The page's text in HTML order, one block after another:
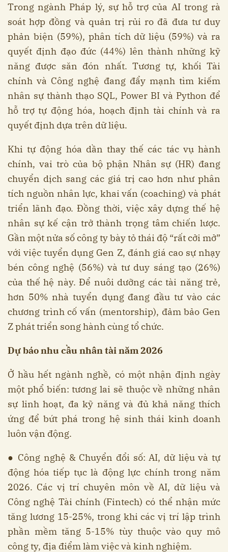
Trong ngành Pháp lý, sự hỗ trợ của AI trong rà
soát hợp đồng và quản trị rủi ro đã đưa tư duy
phản biện (59%), phân tích dữ liệu (59%) và ra
quyết định đạo đức (44%) lên thành những kỹ
năng được săn đón nhất. Tương tự, khối Tài
chính và Công nghệ đang đẩy mạnh tìm kiếm
nhân sự thành thạo SQL, Power BI và Python để
hỗ trợ tự động hóa, hoạch định tài chính và ra
quyết định dựa trên dữ liệu.
Khi tự động hóa dần thay thế các tác vụ hành
chính, vai trò của bộ phận Nhân sự (HR) đang
chuyển dịch sang các giá trị cao hơn như phân
tích nguồn nhân lực, khai vấn (coaching) và phát
triển lãnh đạo. Đồng thời, việc xây dựng thế hệ
nhân sự kế cận trở thành trọng tâm chiến lược.
Gần một nửa số công ty bày tỏ thái độ “rất cởi mở”
với việc tuyển dụng Gen Z, đánh giá cao sự nhạy
bén công nghệ (56%) và tư duy sáng tạo (26%)
của thế hệ này. Để nuôi dưỡng các tài năng trẻ,
hơn 50% nhà tuyển dụng đang đầu tư vào các
chương trình cố vấn (mentorship), đảm bảo Gen
Z phát triển song hành cùng tổ chức.
Dự báo nhu cầu nhân tài năm 2026
Ở hầu hết ngành nghề, có một nhận định ngày
một phổ biến: tương lai sẽ thuộc về những nhân
sự linh hoạt, đa kỹ năng và đủ khả năng thích
ứng để bứt phá trong hệ sinh thái kinh doanh
luôn vận động.
● Công nghệ & Chuyển đổi số: AI, dữ liệu và tự
động hóa tiếp tục là động lực chính trong năm
2026. Các vị trí chuyên môn về AI, dữ liệu và
Công nghệ Tài chính (Fintech) có thể nhận mức
tăng lương 15-25%, trong khi các vị trí lập trình
phần mềm tăng 5-15% tùy thuộc vào quy mô
công ty, địa điểm làm việc và kinh nghiệm.